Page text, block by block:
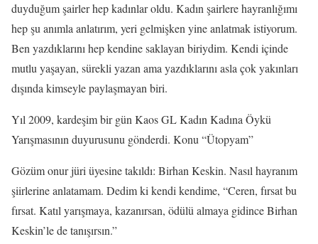
duyduğum şairler hep kadınlar oldu. Kadın şairlere hayranlığımı
hep şu anımla anlatırım, yeri gelmişken yine anlatmak istiyorum.
Ben yazdıklarını hep kendine saklayan biriydim. Kendi içinde
mutlu yaşayan, sürekli yazan ama yazdıklarını asla çok yakınları
dışında kimseyle paylaşmayan biri.
Yıl 2009, kardeşim bir gün Kaos GL Kadın Kadına Öykü
Yarışmasının duyurusunu gönderdi. Konu “Ütopyam”
Gözüm onur jüri üyesine takıldı: Birhan Keskin. Nasıl hayranım
şiirlerine anlatamam. Dedim ki kendi kendime, “Ceren, fırsat bu
fırsat. Katıl yarışmaya, kazanırsan, ödülü almaya gidince Birhan
Keskin’le de tanışırsın.”